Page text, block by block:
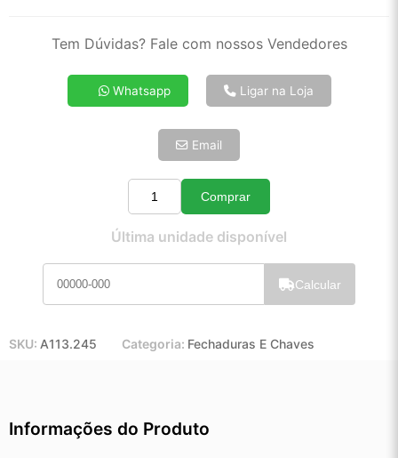
2x de R$ 59,20
4x de R$ 30,48
5x de R$ 24,71
Tem Dúvidas? Fale com nossos Vendedores
Whatsapp Ligar na Loja
Email
Quantidade
Comprar
Última unidade disponível
Calcular
SKU: A113.245 Categoria: Fechaduras E Chaves
Informações do Produto